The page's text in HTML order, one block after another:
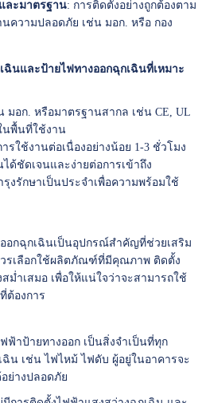
ละมาตรฐาน: การติดตั้งอย่างถูกต้องตาม
ความปลอดภัย เช่น มอก. หรือ กอง
ฉินและป้ายไฟทางออกฉุกเฉินที่เหมาะ
มอก. หรือมาตรฐานสากล เช่น CE, UL
นพื้นที่ใช้งาน
รใช้งานต่อเนื่องอย่างน้อย 1-3 ชั่วโมง
ด้ชัดเจนและง่ายต่อการเข้าถึง
งรักษาเป็นประจำเพื่อความพร้อมใช้
อกฉุกเฉินเป็นอุปกรณ์สำคัญที่ช่วยเสริม
รเลือกใช้ผลิตภัณฑ์ที่มีคุณภาพ ติดตั้ง
ม่ำเสมอ เพื่อให้แน่ใจว่าจะสามารถใช้
ต้องการ
าป้ายทางออก เป็นสิ่งจำเป็นที่ทุก
ฉิน เช่น ไฟไหม้ ไฟดับ ผู้อยู่ในอาคารจะ
ย่างปลอดภัย